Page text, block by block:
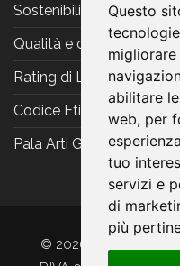
Questo
abilitare
web, per
tuo
servizi e
di
più
Sostenibilità
Qualità e certificazioni
Rating di Legalità
Codice Etico
Pala Arti Grafiche
© 2026 Arti Grafiche